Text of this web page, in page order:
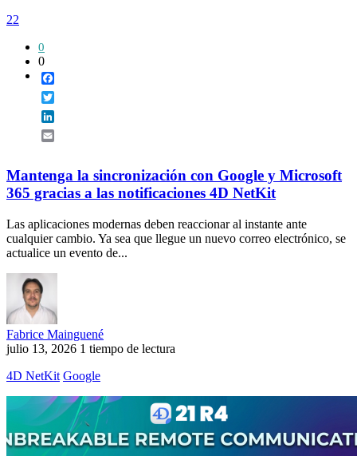
22
0
0
Mantenga la sincronización con Google y Microsoft
365 gracias a las notificaciones 4D NetKit
Las aplicaciones modernas deben reaccionar al instante ante
cualquier cambio. Ya sea que llegue un nuevo correo electrónico, se
actualice un evento de...
Fabrice Mainguené
julio 13, 2026 1 tiempo de lectura
4D NetKit Google